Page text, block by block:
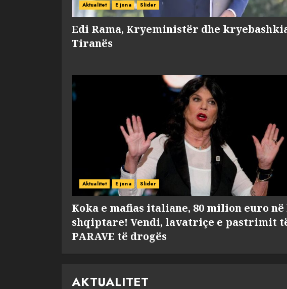
Aktualitet E jona Slider
Edi Rama, Kryeministër dhe
Tiranës
Aktualitet E jona Slider
Koka e mafias italiane, 80 milion euro në
shqiptare! Vendi, lavatriçe e pastrimit
PARAVE të drogës
AKTUALITET